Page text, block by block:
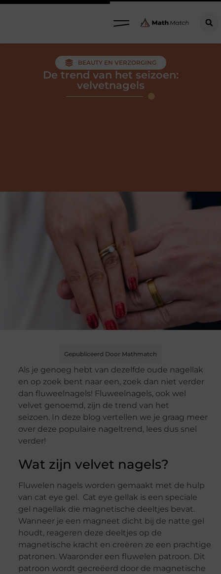
BEAUTY EN VERZORGING
De trend van het seizoen:
velvetnagels
Gepubliceerd Door Mathmatch
Als je genoeg hebt van dezelfde oude nagellak
en op zoek bent naar een, zoek dan niet verder
dan fluweelnagels! Fluweelnagels, ook wel
velvet genoemd, zijn de trend van het
seizoen. In deze blog vertellen we je graag meer
over deze populaire nageltrend, lees dus snel
verder!
Wat zijn velvet nagels?
Fluwelen nagels worden gemaakt met de hulp
van cat eye gel. Cat eye gellak is een speciale
gel nagellak die magnetische deeltjes bevat.
Wanneer je een magneet dicht bij de natte gel
houdt, reageren deze deeltjes op de
magnetische kracht en creëren ze een prachtige
patronen. Waaronder een fluwelen patroon. Dit
patroon wordt gecreëerd door de magnetische